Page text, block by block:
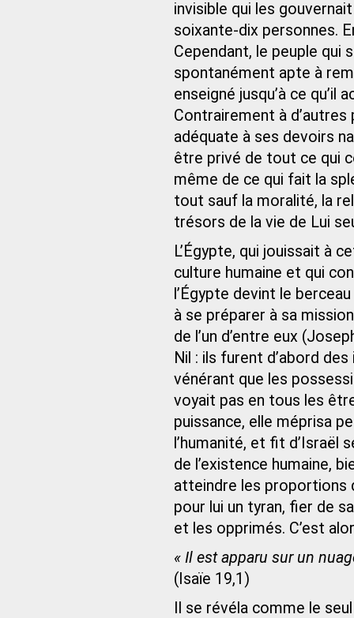
invisible qui les
soixante-dix personnes.
Cependant, le peuple qui
spontanément apte à
enseigné jusqu’à ce qu’il
Contrairement à
adéquate à ses devoirs
être privé de tout ce qui
même de ce qui fait la
tout sauf la moralité, la
trésors de la vie de Lui
L’Égypte, qui jouissait à
culture humaine et qui
l’Égypte devint le
à se préparer à sa
de l’un d’entre eux
Nil : ils furent d’abord
vénérant que les
voyait pas en tous les
puissance, elle méprisa
l’humanité, et fit d’Israël
de l’existence humaine,
atteindre les proportions
pour lui un tyran, fier de
et les opprimés. C’est
« Il est apparu sur un
(Isaïe 19,1)
Il se révéla comme le